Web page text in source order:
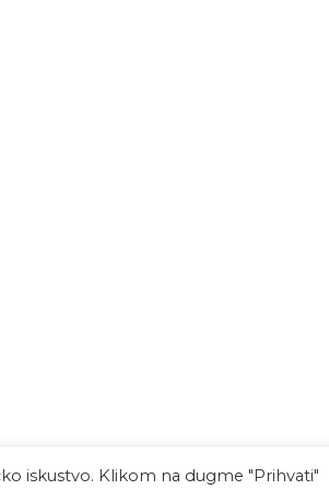
iskustvo. Klikom na dugme "Prihvati"